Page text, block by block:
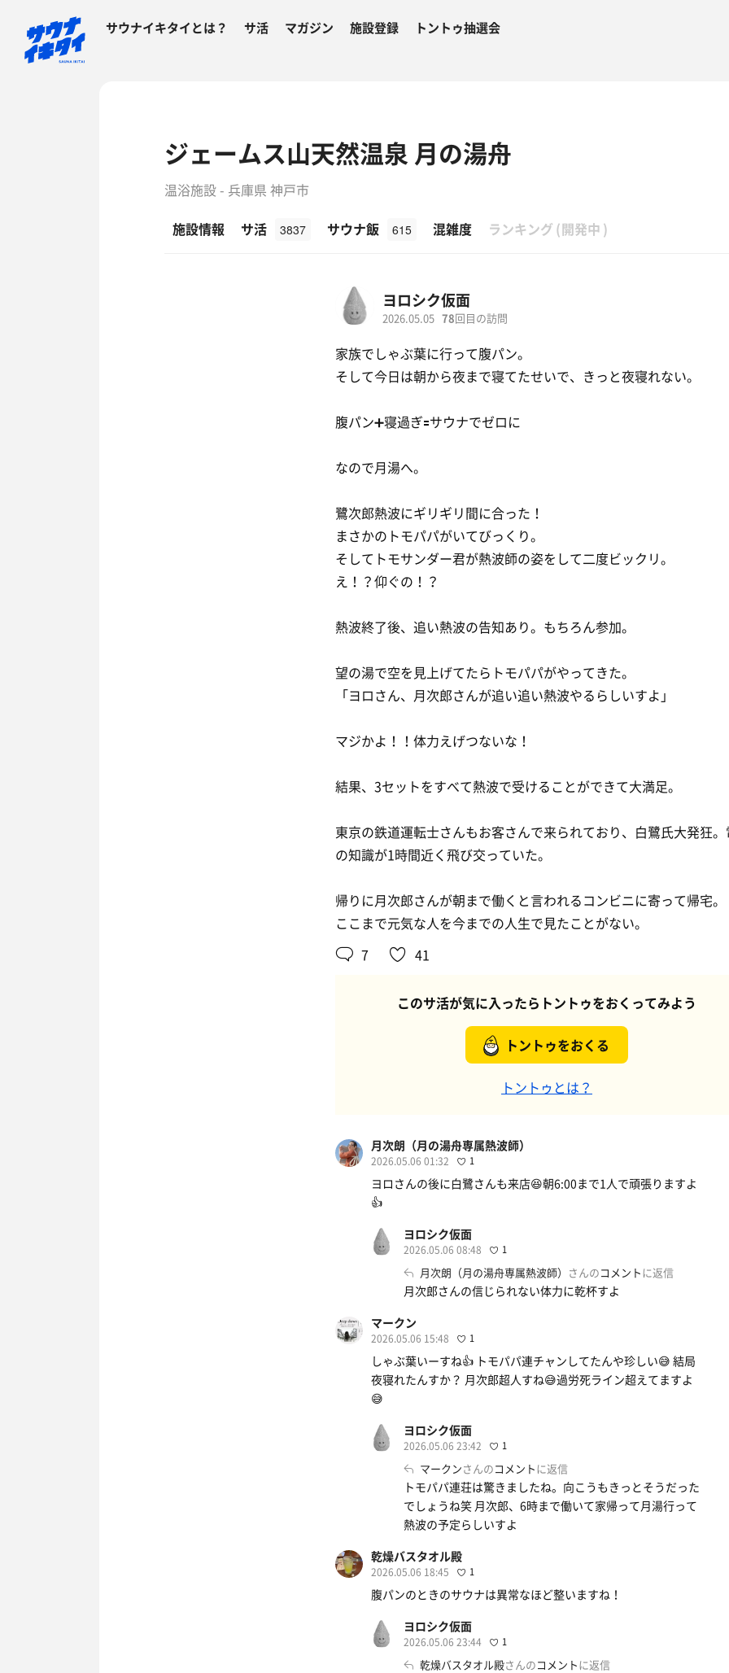
サウナイキタイとは？ サ活 マガジン 施設登録 トントゥ抽選会
ジェームス山天然温泉 月の湯舟
温浴施設 - 兵庫県 神戸市
施設情報
サ活 3837 サウナ飯 615 混雑度 ランキング (開発中 )
ヨロシク仮面
2026.05.05 78回目の訪問
家族でしゃぶ葉に行って腹パン。
そして今日は朝から夜まで寝てたせいで、きっと夜寝れない。
腹パン➕寝過ぎ🟰サウナでゼロに
なので月湯へ。
鷺次郎熱波にギリギリ間に合った！
まさかのトモパパがいてびっくり。
そしてトモサンダー君が熱波師の姿をして二度ビックリ。
え！？仰ぐの！？
熱波終了後、追い熱波の告知あり。もちろん参加。
望の湯で空を見上げてたらトモパパがやってきた。
「ヨロさん、月次郎さんが追い追い熱波やるらしいすよ」
マジかよ！！体力えげつないな！
結果、3セットをすべて熱波で受けることができて大満足。
東京の鉄道運転士さんもお客さんで来られており、白鷺氏大発狂
の知識が1時間近く飛び交っていた。
帰りに月次郎さんが朝まで働くと言われるコンビニに寄って帰宅。
ここまで元気な人を今までの人生で見たことがない。
7
41
このサ活が気に入ったらトントゥをおくってみよう
トントゥをおくる
トントゥとは？
月次朗（月の湯舟専属熱波師）
2026.05.06 01:32 1
ヨロさんの後に白鷺さんも来店😆朝6:00まで1人で頑張りますよ
👍
ヨロシク仮面
2026.05.06 08:48 1
月次朗（月の湯舟専属熱波師） さんのコメントに返信
月次郎さんの信じられない体力に乾杯すよ
マークン
2026.05.06 15:48 1
しゃぶ葉いーすね👍 トモパパ連チャンしてたんや珍しい😅 結局
夜寝れたんすか？ 月次郎超人すね😅過労死ライン超えてますよ
😅
ヨロシク仮面
2026.05.06 23:42 1
マークンさんのコメントに返信
トモパパ連荘は驚きましたね。向こうもきっとそうだった
でしょうね笑 月次郎、6時まで働いて家帰って月湯行って
熱波の予定らしいすよ
乾燥バスタオル殿
2026.05.06 18:45 1
腹パンのときのサウナは異常なほど整いますね！
ヨロシク仮面
2026.05.06 23:44 1
乾燥バスタオル殿さんのコメントに返信